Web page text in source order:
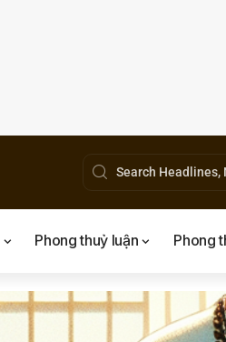
Phong thuỷ luận Phong